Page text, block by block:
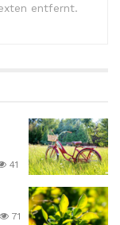
entfernt.
41
71